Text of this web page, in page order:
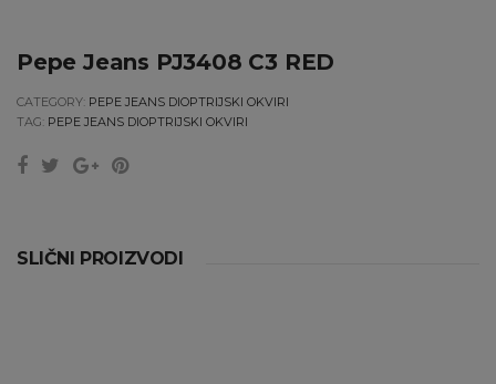
Pepe Jeans PJ3408 C3 RED
CATEGORY: PEPE JEANS DIOPTRIJSKI OKVIRI
TAG: PEPE JEANS DIOPTRIJSKI OKVIRI
SLIČNI PROIZVODI